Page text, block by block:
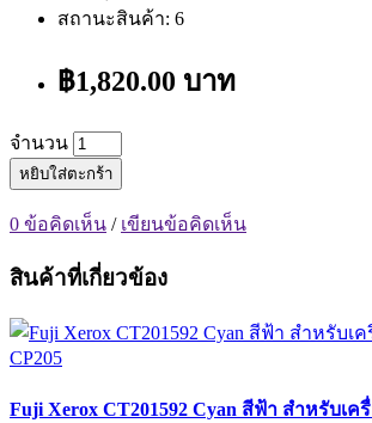
สถานะสินค้า: 6
฿1,820.00 บาท
จำนวน
หยิบใส่ตะกร้า
0 ข้อคิดเห็น / เขียนข้อคิดเห็น
สินค้าที่เกี่ยวข้อง
Fuji Xerox CT201592 Cyan สีฟ้า สำหรับเค